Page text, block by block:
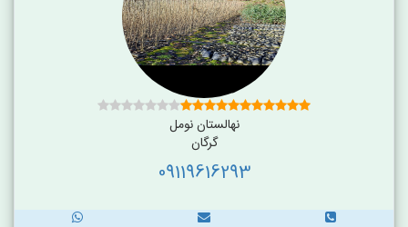
نهالستان نومل
گرگان
09119616293